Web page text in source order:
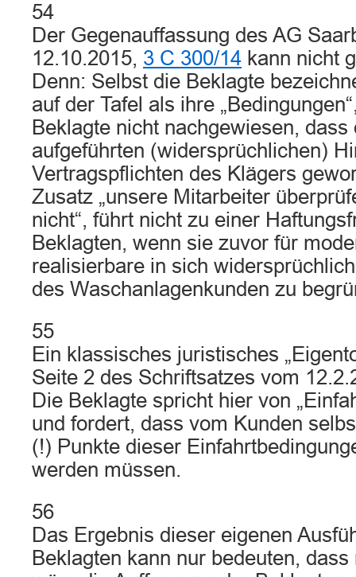
54
Der Gegenauffassung des AG
12.10.2015, 3 C 300/14 kann nicht
Denn: Selbst die Beklagte
auf der Tafel als ihre
Beklagte nicht nachgewiesen, dass
aufgeführten (widersprüchlichen)
Vertragspflichten des Klägers
Zusatz „unsere Mitarbeiter
nicht“, führt nicht zu einer
Beklagten, wenn sie zuvor für
realisierbare in sich
des Waschanlagenkunden zu
55
Ein klassisches juristisches
Seite 2 des Schriftsatzes vom
Die Beklagte spricht hier von
und fordert, dass vom Kunden
(!) Punkte dieser
werden müssen.
56
Das Ergebnis dieser eigenen
Beklagten kann nur bedeuten,